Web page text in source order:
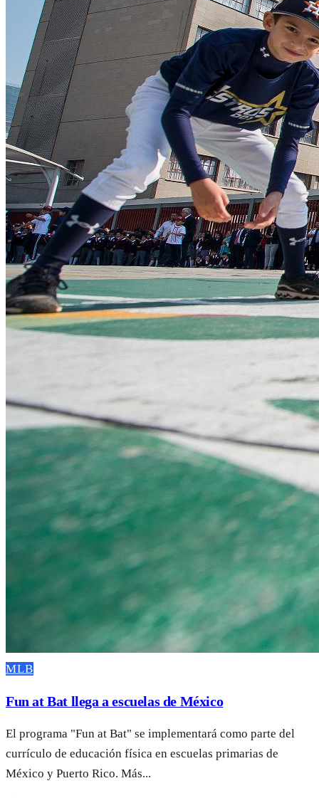
MLB
Fun at Bat llega a escuelas de México
El programa "Fun at Bat" se implementará como parte del
currículo de educación física en escuelas primarias de
México y Puerto Rico. Más...